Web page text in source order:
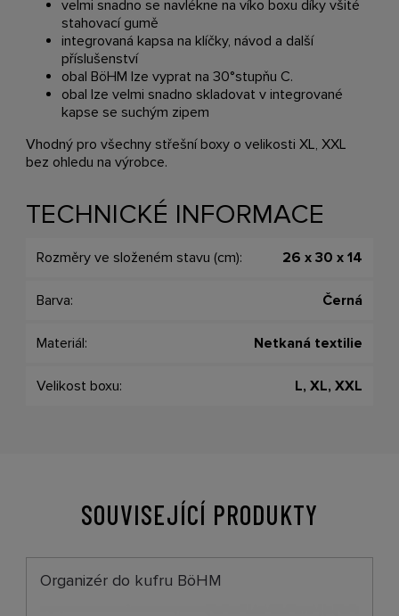
velmi snadno se navlékne na víko boxu díky všité
stahovací gumě
integrovaná kapsa na klíčky, návod a další
příslušenství
obal BöHM lze vyprat na 30°stupňu C.
obal lze velmi snadno skladovat v integrované
kapse se suchým zipem
Vhodný pro všechny střešní boxy o velikosti XL, XXL
bez ohledu na výrobce.
TECHNICKÉ INFORMACE
Rozměry ve složeném stavu (cm): 26 x 30 x 14
Barva: Černá
Materiál: Netkaná textilie
Velikost boxu: L, XL, XXL
SOUVISEJÍCÍ PRODUKTY
Organizér do kufru BöHM